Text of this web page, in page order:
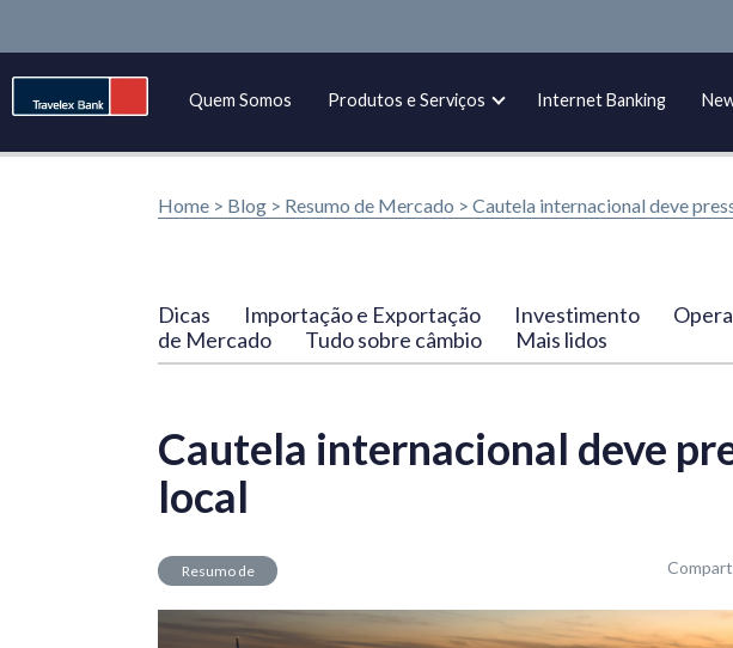
Quem Somos Produtos e Serviços Internet Banking
Home > Blog > Resumo de Mercado > Cautela internacional deve
Dicas Importação e Exportação Investimento
de Mercado
Tudo sobre câmbio Mais lidos
Cautela internacional deve
local
Resumo de